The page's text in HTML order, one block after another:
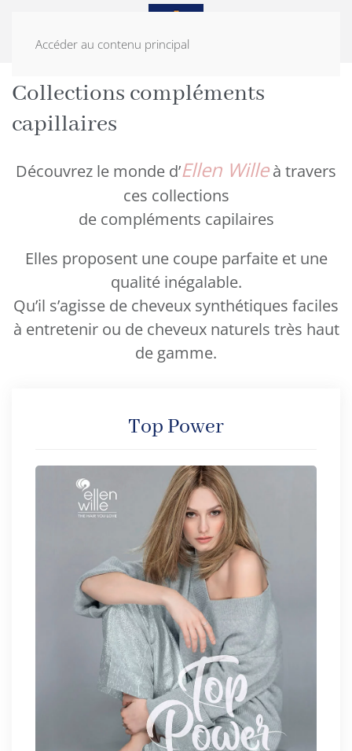
Accéder au contenu principal
Collections compléments
capillaires
Découvrez le monde d’Ellen Willeà travers
ces collections
de compléments capilaires
Elles proposent une coupe parfaite et une
qualité inégalable.
Qu’il s’agisse de cheveux synthétiques faciles
à entretenir ou de cheveux naturels très haut
de gamme.
Top Power